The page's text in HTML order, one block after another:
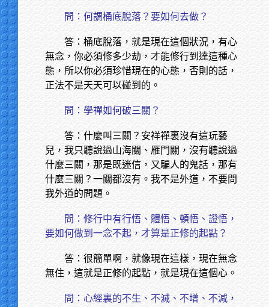
問：何謂桶底脫落？要如何去做？
答：桶底脫落，就是現在這個狀況，有心
無念，你必須修多少劫，才能修行到達這種心
態，所以你必須珍惜現在的心態，否則的話，
正法不是天天可以碰到的。
問：學禪如何破三關？
答：什麼叫三關？安祥禪裏沒有這玩藝
兒，我只聽說過山海關、雁門關，沒有聽說過
什麼三關，那是既迷信，又騙人的鬼話，那有
什麼三關？一關都沒有。我不是外道，不要問
我外道的問題。
問：修行中有行悟、體悟、頓悟、證悟，
要如何做到一念不起，才算是正修的起點？
答：很簡單啊，就像現在這樣，現在無念
無住，這就是正修的起點，就是現在這個心。
問：心經裏的不生、不滅、不增、不減，